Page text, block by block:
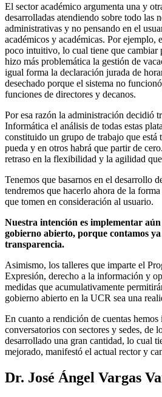
El sector académico argumenta una y
desarrolladas atendiendo sobre todo las
administrativas y no pensando en el
académicos y académicas. Por ejemplo,
poco intuitivo, lo cual tiene que cambiar
hizo más problemática la gestión de
igual forma la declaración jurada de
desechado porque el sistema no
funciones de directores y decanos.
Por esa razón la administración decidió
Informática el análisis de todas estas
constituido un grupo de trabajo que está
pueda y en otros habrá que partir de
retraso en la flexibilidad y la agilidad
Tenemos que basarnos en el desarrollo
tendremos que hacerlo ahora de la
que tomen en consideración al usuario.
Nuestra intención es implementar
gobierno abierto, porque contamos
transparencia.
Asimismo, los talleres que imparte el
Expresión, derecho a la información y
medidas que acumulativamente
gobierno abierto en la UCR sea una
En cuanto a rendición de cuentas
conversatorios con sectores y sedes, de
desarrollado una gran cantidad, lo cual
mejorado, manifestó el actual rector y
Dr. José Ángel Vargas